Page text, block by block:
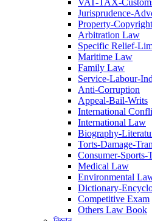
Jurisprudence-
Property-
Arbitration Law
Specific Relief-
Maritime Law
Family Law
Service-Labour-
Anti-Corruption
Appeal-Bail-Writs
International
International Law
Biography-
Torts-Damage-
Consumer-Sports-
Medical Law
Environmental
Dictionary-
Competitive Exam
Others Law Book